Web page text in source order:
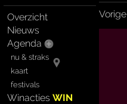
Overzicht
Nieuws
Agenda
nu & straks
kaart
festivals
WinactiesWIN
Vorige